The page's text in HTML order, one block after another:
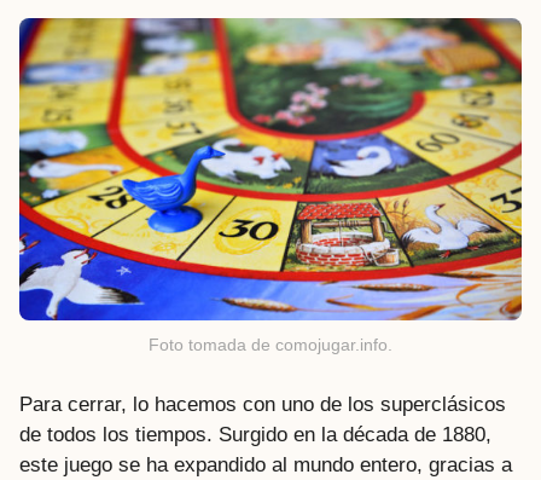
Foto tomada de comojugar.info.
Para cerrar, lo hacemos con uno de los superclásicos
de todos los tiempos. Surgido en la década de 1880,
este juego se ha expandido al mundo entero, gracias a